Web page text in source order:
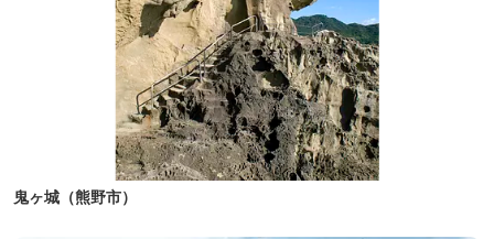
鬼ヶ城（熊野市）